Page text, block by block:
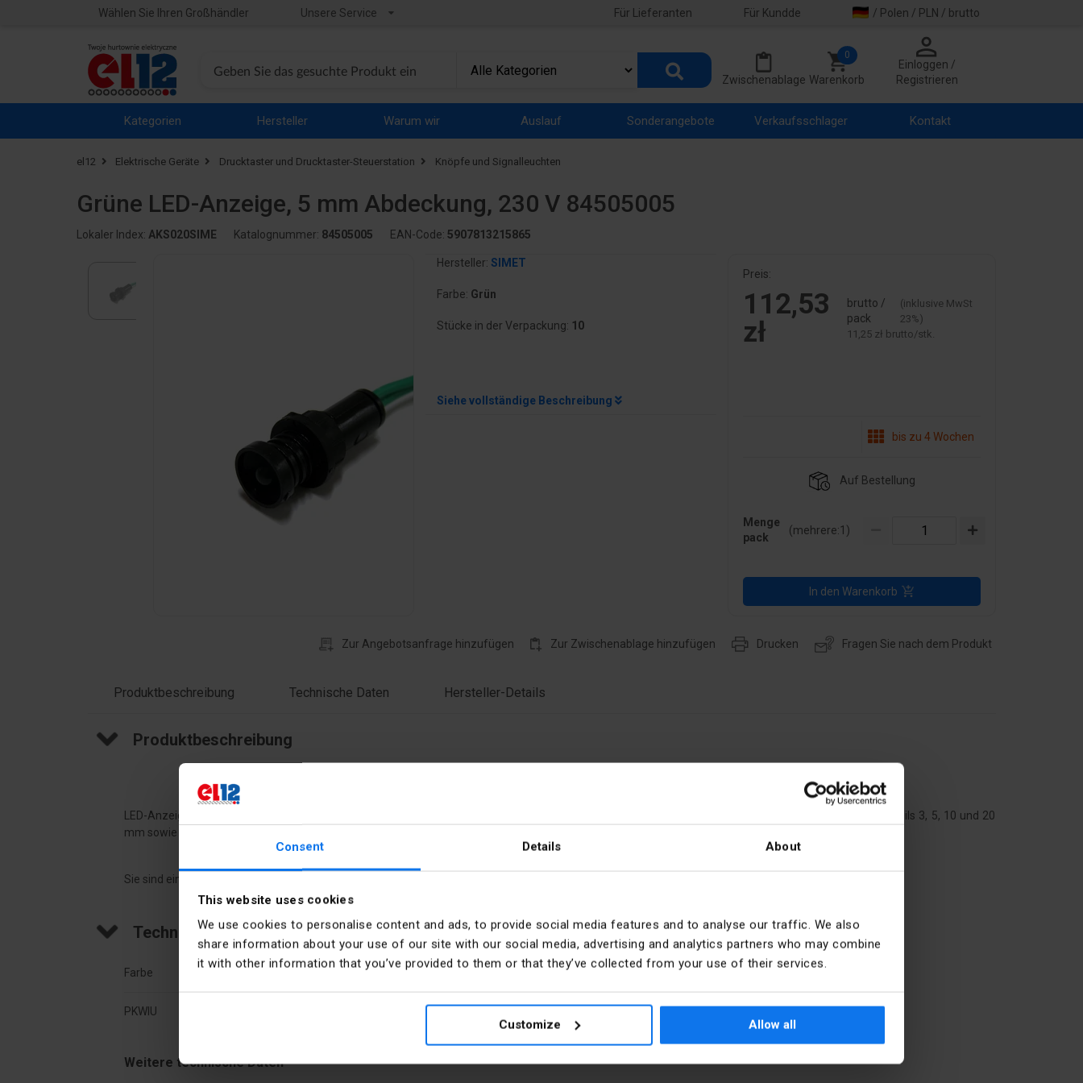
Consent Details About
This website uses cookies
We use cookies to personalise content and ads, to provide social media features and to analyse our traffic. We also
share information about your use of our site with our social media, advertising and analytics partners who may combine
it with other information that you’ve provided to them or that they’ve collected from your use of their services.
Customize Allow all
Wählen Sie Ihren Großhändler Unsere Service Für Lieferanten Für Kundde / Polen / PLN / brutto
Zwischenablage Warenkorb
0
Einloggen /
Registrieren
Kategorien Hersteller Warum wir Auslauf Sonderangebote Verkaufsschlager Kontakt
el12 Elektrische Geräte Drucktaster und Drucktaster-Steuerstation Knöpfe und Signalleuchten
Grüne LED-Anzeige, 5 mm Abdeckung, 230 V 84505005
Lokaler Index: AKS020SIME Katalognummer: 84505005 EAN-Code: 5907813215865
Hersteller: SIMET
Farbe: Grün
Stücke in der Verpackung: 10
Siehe vollständige Beschreibung
Preis:
112,53
zł
brutto /
pack
(inklusive MwSt
23%)
11,25 zł brutto/stk.
bis zu 4 Wochen
Auf Bestellung
Menge
pack
(mehrere:1 )
In den Warenkorb
Zur Angebotsanfrage hinzufügen Zur Zwischenablage hinzufügen Drucken Fragen Sie nach dem Produkt
Produktbeschreibung Technische Daten Hersteller-Details
Produktbeschreibung
LED-Anzeigen dienen zur Lichtsignalisierung des Stromkreiszustands. Sie bestehen aus ein- oder zweifarbigen LEDs mit einem Durchmesser von jeweils 3, 5, 10 und 20
mm sowie einem Widerstand, einer Diode und einer Halterung.
Sie sind eine alternative Lösung zu Glühlampen, Neonlampen und anderen Lampen.
Sie zeichnen sich insbesondere aus durch:|
lange Lebensdauer (bei 6 h/Tag - min. 12 Jahre)
hohe Leuchtdichte
Technische Daten
Farbe
PKWIU
Stücke in der Verpackung
Weitere technische Daten